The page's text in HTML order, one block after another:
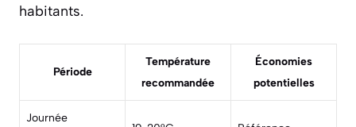
habitants.
Période
Température
recommandée
Économies
potentielles
Journée